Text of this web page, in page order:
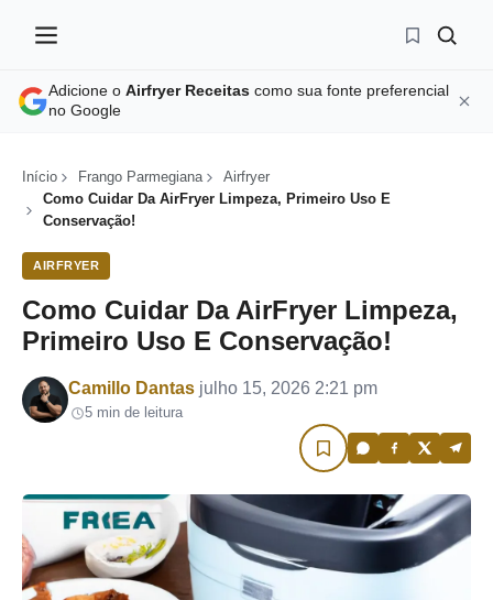
Adicione o Airfryer Receitas como sua fonte preferencial
no Google
Início Frango Parmegiana
Airfryer
Como Cuidar Da AirFryer Limpeza, Primeiro Uso E
Conservação!
AIRFRYER
Como Cuidar Da AirFryer Limpeza,
Primeiro Uso E Conservação!
Por
Camillo Dantas julho 15, 2026 2:21 pm
5 min de leitura